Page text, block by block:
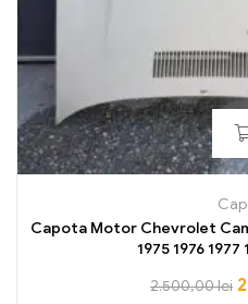
Capota Motor Chevrolet
1975 1976 1977
2.500,00lei